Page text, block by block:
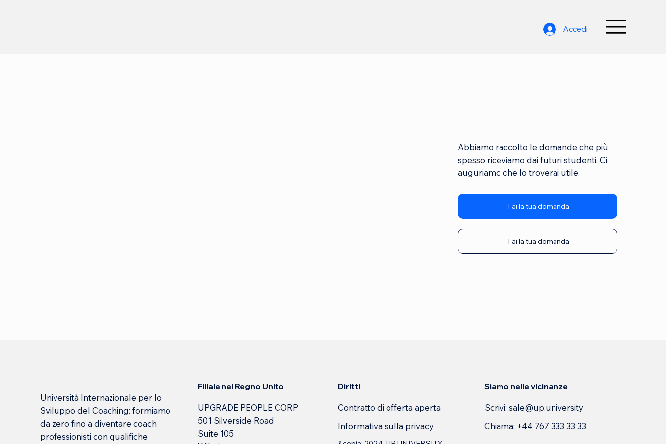
Accedi
Abbiamo raccolto le domande che più
spesso riceviamo dai futuri studenti. Ci
auguriamo che lo troverai utile.
Fai la tua domanda
Fai la tua domanda
Università Internazionale per lo
Sviluppo del Coaching: formiamo
da zero fino a diventare coach
professionisti con qualifiche
Filiale nel Regno Unito
UPGRADE PEOPLE CORP
501 Silverside Road
Suite 105
Diritti
Contratto di offerta aperta
Informativa sulla privacy
Siamo nelle vicinanze
Scrivi: sale@up.university
Chiama: +44 767 333 33 33